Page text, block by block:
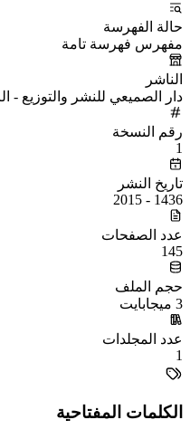
حالة الفهرسة
مفهرس فهرسة تامة
الناشر
دار الصميعي للنشر والتوزيع -
رقم النسخة
1
تاريخ النشر
1436 - 2015
عدد الصفحات
145
حجم الملف
3 ميجابايت
عدد المجلدات
1
الكلمات المفتاحية